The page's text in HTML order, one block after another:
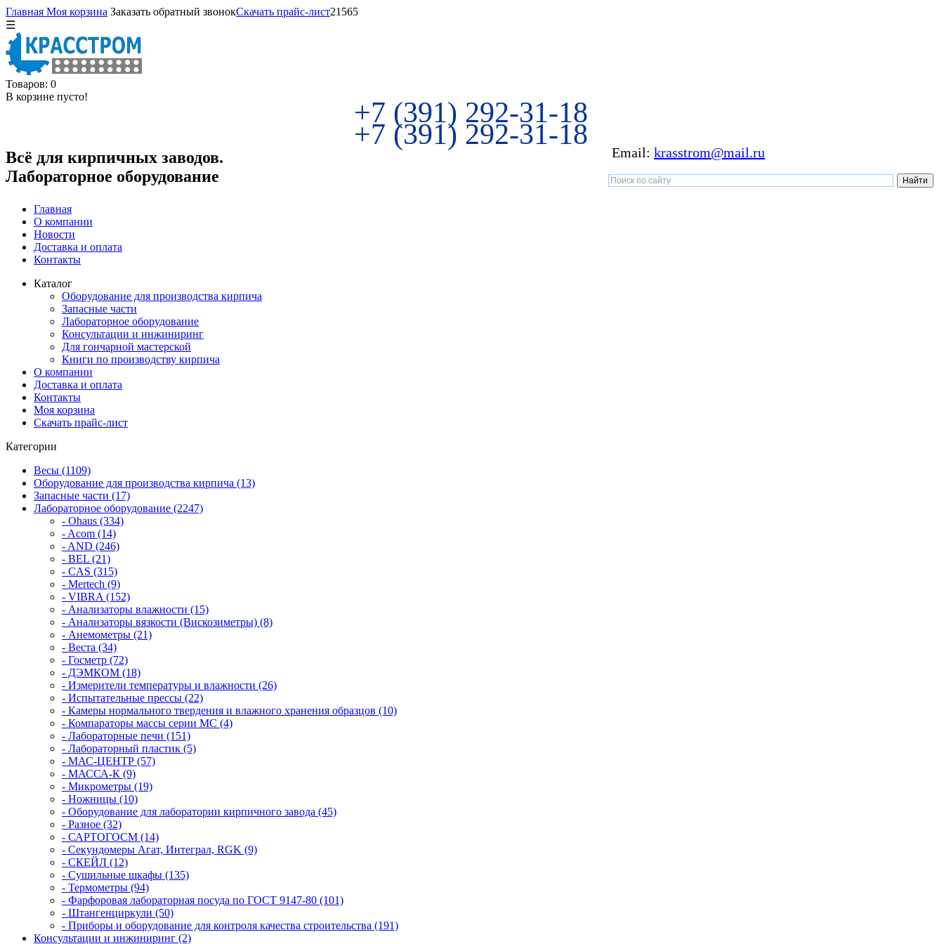
Главная Моя корзина Заказать обратный звонокСкачать прайс-лист21565
☰
Товаров: 0
В корзине пусто!
+7 (391) 292-31-18
+7 (391) 292-31-18
Email:krasstrom@mail.ru
Всё для кирпичных заводов.
Лабораторное оборудование
Главная
О компании
Новости
Доставка и оплата
Контакты
Каталог
Оборудование для производства кирпича
Запасные части
Лабораторное оборудование
Консультации и инжиниринг
Для гончарной мастерской
Книги по производству кирпича
О компании
Доставка и оплата
Контакты
Моя корзина
Скачать прайс-лист
Категории
Весы (1109)
Оборудование для производства кирпича (13)
Запасные части (17)
Лабораторное оборудование (2247)
- Ohaus (334)
- Acom (14)
- AND (246)
- BEL (21)
- CAS (315)
- Mertech (9)
- VIBRA (152)
- Анализаторы влажности (15)
- Анализаторы вязкости (Вискозиметры) (8)
- Анемометры (21)
- Веста (34)
- Госметр (72)
- ДЭМКОМ (18)
- Измерители температуры и влажности (26)
- Испытательные прессы (22)
- Камеры нормального твердения и влажного хранения образцов (10)
- Компараторы массы серии MC (4)
- Лабораторные печи (151)
- Лабораторный пластик (5)
- МАС-ЦЕНТР (57)
- МАССА-К (9)
- Микрометры (19)
- Ножницы (10)
- Оборудование для лаборатории кирпичного завода (45)
- Разное (32)
- САРТОГОСМ (14)
- Секундомеры Агат, Интеграл, RGK (9)
- СКЕЙЛ (12)
- Сушильные шкафы (135)
- Термометры (94)
- Фарфоровая лабораторная посуда по ГОСТ 9147-80 (101)
- Штангенциркули (50)
- Приборы и оборудование для контроля качества строительства (191)
Консультации и инжиниринг (2)